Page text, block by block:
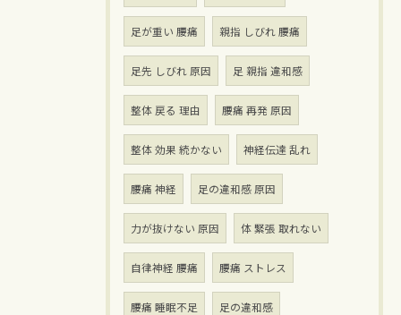
足が重い 腰痛 親指 しびれ 腰痛
足先 しびれ 原因 足 親指 違和感
整体 戻る 理由 腰痛 再発 原因
整体 効果 続かない 神経伝達 乱れ
腰痛 神経 足の違和感 原因
力が抜けない 原因 体 緊張 取れない
自律神経 腰痛 腰痛 ストレス
腰痛 睡眠不足 足の違和感